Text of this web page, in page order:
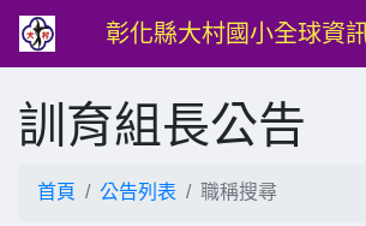
彰化縣大村國小全球資
訓育組長公告
首頁 公告列表 職稱搜尋